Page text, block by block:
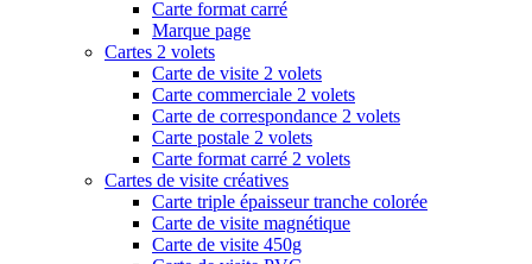
Carte format carré
Marque page
Cartes 2 volets
Carte de visite 2 volets
Carte commerciale 2 volets
Carte de correspondance 2 volets
Carte postale 2 volets
Carte format carré 2 volets
Cartes de visite créatives
Carte triple épaisseur tranche colorée
Carte de visite magnétique
Carte de visite 450g